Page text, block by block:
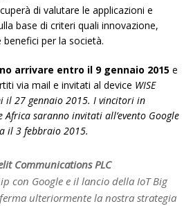
di valutare le applicazioni e
base di criteri quali innovazione,
per la società.
arrivare entro il 9 gennaio 2015 e
via mail e invitati al device WISE
il 27 gennaio 2015. I vincitori in
Africa saranno invitati all’evento Google
il 3 febbraio 2015.
Communications PLC
con Google e il lancio della IoT Big
ulteriormente la nostra strategia